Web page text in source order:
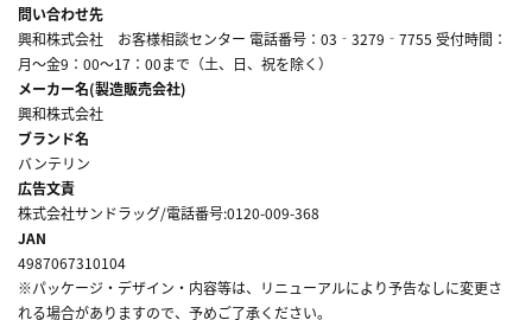
問い合わせ先
興和株式会社 お客様相談センター 電話番号：03‐3279‐7755 受付時間：
月～金9：00～17：00まで（土、日、祝を除く）
メーカー名(製造販売会社)
興和株式会社
ブランド名
バンテリン
広告文責
株式会社サンドラッグ/電話番号:0120-009-368
JAN
4987067310104
※パッケージ・デザイン・内容等は、リニューアルにより予告なしに変更さ
れる場合がありますので、予めご了承ください。